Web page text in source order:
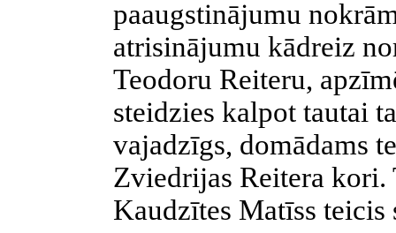
paaugstinājumu
atrisinājumu kādreiz
Teodoru Reiteru,
steidzies kalpot tautai
vajadzīgs, domādams
Zviedrijas Reitera kori.
Kaudzītes Matīss teicis